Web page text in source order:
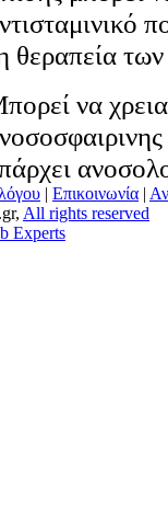
θεραπεία
να
| Επικοινωνία |
All rights reserved
Experts